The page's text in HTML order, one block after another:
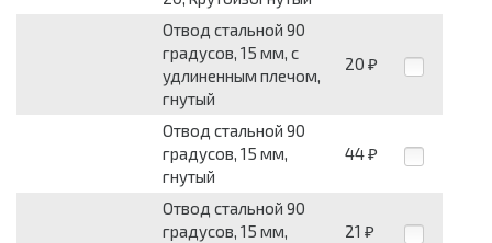
Отвод стальной 90
градусов, 15 мм, с
удлиненным плечом,
гнутый
20 ₽
Отвод стальной 90
градусов, 15 мм,
гнутый
44 ₽
Отвод стальной 90
градусов, 15 мм,
21 ₽